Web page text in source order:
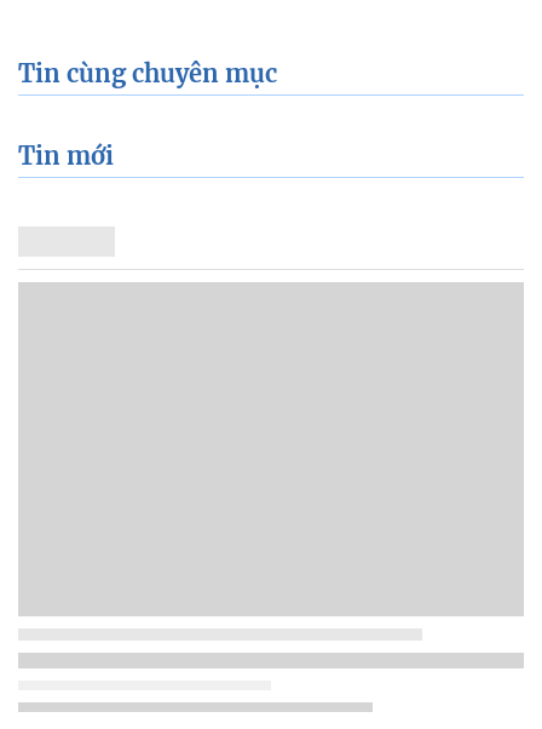
Tin cùng chuyên mục
Tin mới